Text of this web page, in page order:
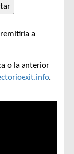
remitirla a
o la anterior
.